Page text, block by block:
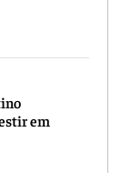
em